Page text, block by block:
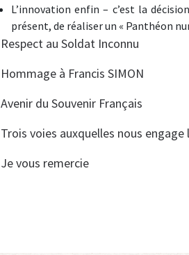
L’innovation enfin – c’est la
présent, de réaliser un « Panthéon
Respect au Soldat Inconnu
Hommage à Francis SIMON
Avenir du Souvenir Français
Trois voies auxquelles nous engage
Je vous remercie